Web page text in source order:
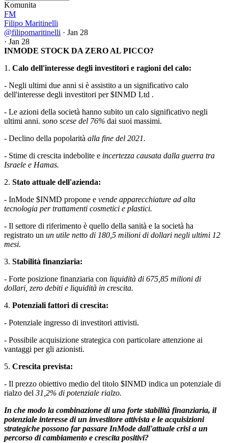
Komunita
FM
Filipo Maritinelli
@filipomaritinelli · Jan 28
· Jan 28
INMODE STOCK DA ZERO AL PICCO?
1. Calo dell'interesse degli investitori e ragioni del calo:
- Negli ultimi due anni si è assistito a un significativo calo
dell'interesse degli investitori per$INMD Ltd .
- Le azioni della società hanno subito un calo significativo negli
ultimi anni. sono scese del 76% dai suoi massimi.
- Declino della popolarità alla fine del 2021.
- Stime di crescita indebolite e incertezza causata dalla guerra tra
Israele e Hamas.
2. Stato attuale dell'azienda:
- InMode $INMD propone e vende apparecchiature ad alta
tecnologia per trattamenti cosmetici e plastici.
- Il settore di riferimento è quello della sanità e la società ha
registrato un un utile netto di 180,5 milioni di dollari negli ultimi 12
mesi.
3. Stabilità finanziaria:
- Forte posizione finanziaria con liquidità di 675,85 milioni di
dollari, zero debiti e liquidità in crescita.
4. Potenziali fattori di crescita:
- Potenziale ingresso di investitori attivisti.
- Possibile acquisizione strategica con particolare attenzione ai
vantaggi per gli azionisti.
5. Crescita prevista:
- Il prezzo obiettivo medio del titolo $INMD indica un potenziale di
rialzo del 31,2% di potenziale rialzo.
In che modo la combinazione di una forte stabilità finanziaria, il
potenziale interesse di un investitore attivista e le acquisizioni
strategiche possono far passare InMode dall'attuale crisi a un
percorso di cambiamento e crescita positivi?